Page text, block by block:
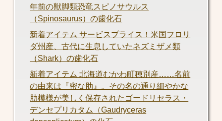
年前の獣脚類恐竜スピノサウルス
（Spinosaurus）の歯化石
新着アイテム サービスプライス！米国フロリ
ダ州産、古代に生息していたネズミザメ類
（Shark）の歯化石
新着アイテム 北海道むかわ町穂別産……名前
の由来は『密な肋』。その名の通り細やかな
肋模様が美しく保存されたゴードリセラス・
デンセプリカタム（Gaudryceras